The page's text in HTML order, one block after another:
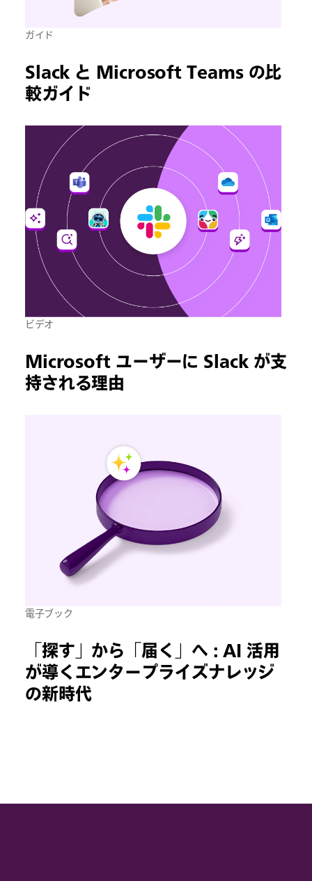
ガイド
Slack と Microsoft Teams の比
較ガイド
ビデオ
Microsoft ユーザーに Slack が支
持される理由
電子ブック
「探す」から「届く」へ : AI 活用
が導くエンタープライズナレッジ
の新時代